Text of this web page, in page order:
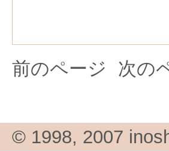
前のページ
次の
© 1998, 2007